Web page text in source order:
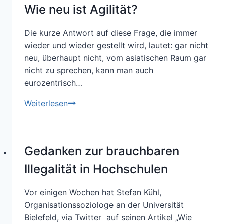
Wie neu ist Agilität?
Die kurze Antwort auf diese Frage, die immer
wieder und wieder gestellt wird, lautet: gar nicht
neu, überhaupt nicht, vom asiatischen Raum gar
nicht zu sprechen, kann man auch
eurozentrisch…
WeiterlesenIm
–
oder:
neu
ist
Agilität?
Gedanken zur brauchbaren
Illegalität in Hochschulen
Vor einigen Wochen hat Stefan Kühl,
Organisationssoziologe an der Universität
Bielefeld, via Twitter auf seinen Artikel „Wie